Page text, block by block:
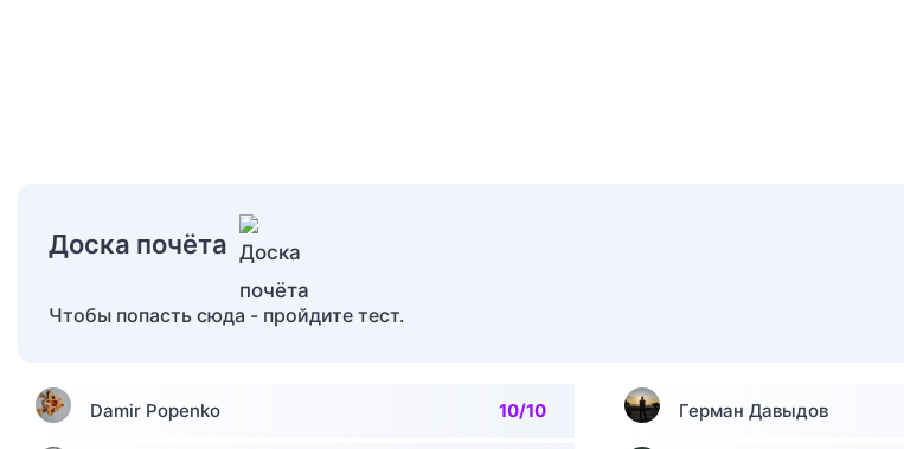
Доска почёта
Чтобы попасть сюда - пройдите тест.
Damir Popenko 10/10 Герман Давыдов